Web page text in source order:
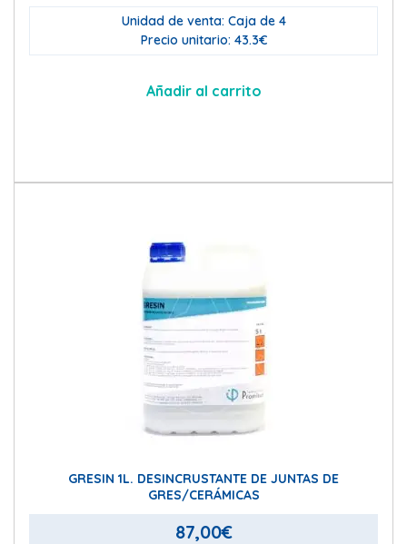
Unidad de venta: Caja de 4
Precio unitario: 43.3€
Añadir al carrito
GRESIN 1L. DESINCRUSTANTE DE JUNTAS DE
GRES/CERÁMICAS
87,00€